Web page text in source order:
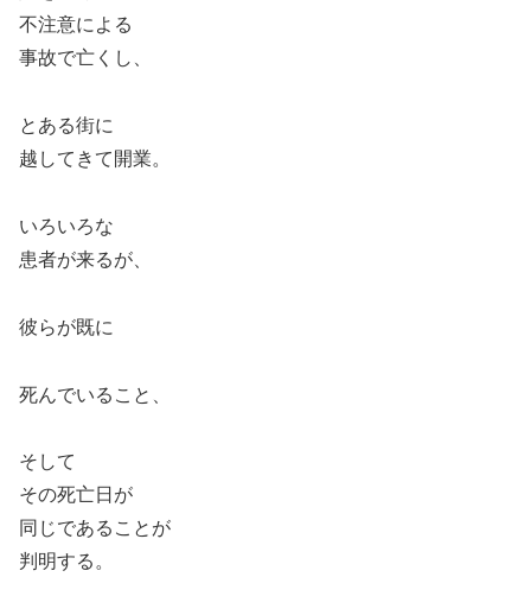
不注意による
事故で亡くし、
とある街に
越してきて開業。
いろいろな
患者が来るが、
彼らが既に
死んでいること、
そして
その死亡日が
同じであることが
判明する。